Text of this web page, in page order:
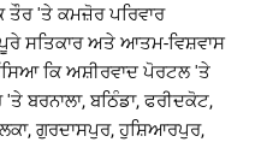
ਤੌਰ 'ਤੇ ਕਮਜ਼ੋਰ ਪਰਿਵਾਰ
ਸਤਿਕਾਰ ਅਤੇ ਆਤਮ-ਵਿਸ਼ਵਾਸ
ਕਿ ਅਸ਼ੀਰਵਾਦ ਪੋਰਟਲ 'ਤੇ
ਬਰਨਾਲਾ, ਬਠਿੰਡਾ, ਫਰੀਦਕੋਟ,
ਗੁਰਦਾਸਪੁਰ, ਹੁਸ਼ਿਆਰਪੁਰ,